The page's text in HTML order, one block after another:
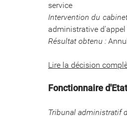
service
Intervention du
administrative
Résultat obtenu :
Lire la décision
Fonctionnaire
Tribunal administratif